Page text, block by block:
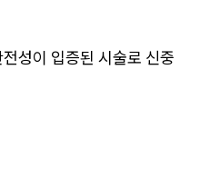
성이 입증된 시술로 신중